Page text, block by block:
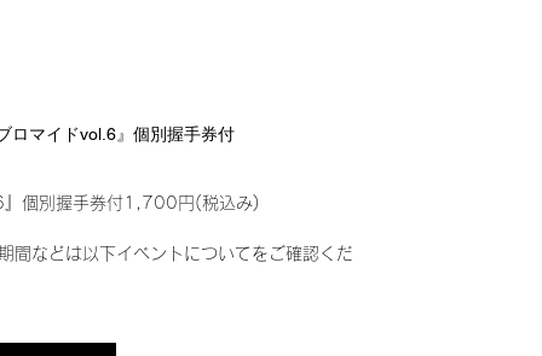
ロマイドvol.6』個別握手券付
』個別握手券付1,700円(税込み)
間などは以下イベントについてをご確認くだ